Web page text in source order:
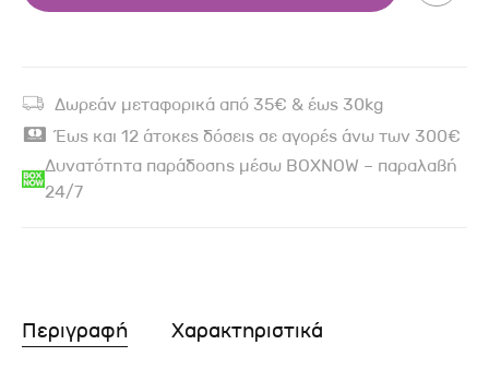
Δωρεάν μεταφορικά από 35€ & έως 30kg
Έως και 12 άτοκες δόσεις σε αγορές άνω των 300€
Δυνατότητα παράδοσης μέσω BOXNOW – παραλαβή
24/7
Περιγραφή Χαρακτηριστικά